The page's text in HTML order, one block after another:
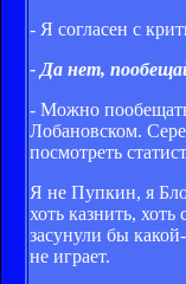
- Я согласен с
- Да нет,
- Можно
Лобановском.
посмотреть
Я не Пупкин, я
хоть казнить,
засунули бы
не играет.